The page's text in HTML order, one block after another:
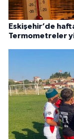
Eskişehir’de
Termometreler